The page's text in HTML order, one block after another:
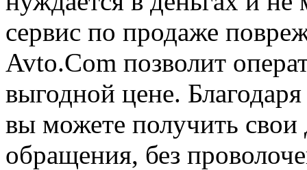
сервис по продаже
Avto.Com позволит
выгодной цене.
вы можете получить свои
обращения, без